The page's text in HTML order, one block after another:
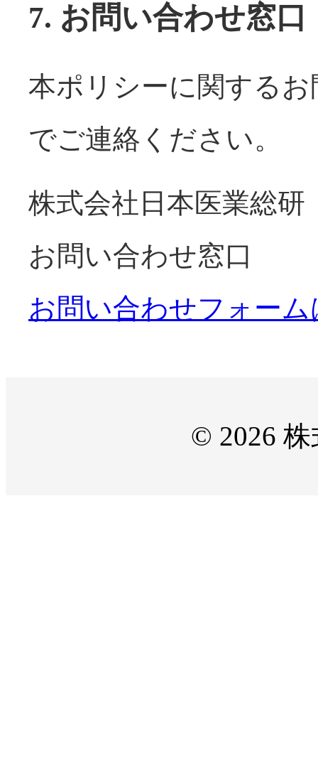
7. お問い合わせ窓口
本ポリシーに関する
でご連絡ください。
株式会社日本医業総研
お問い合わせ窓口
お問い合わせフォー
© 2026